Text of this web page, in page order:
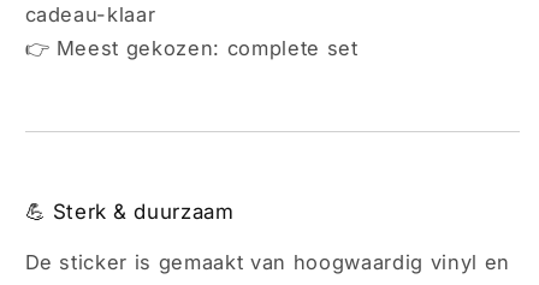
cadeau-klaar
👉 Meest gekozen: complete set
💪 Sterk & duurzaam
De sticker is gemaakt van hoogwaardig vinyl en